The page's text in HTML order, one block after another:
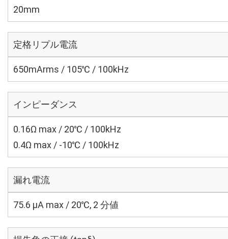
20mm
定格リプル電流
650mArms / 105℃ / 100kHz
インピーダンス
0.16Ω max / 20℃ / 100kHz
0.4Ω max / -10℃ / 100kHz
漏れ電流
75.6 μA max / 20℃, 2 分値